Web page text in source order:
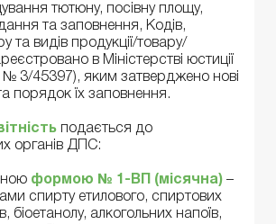
тютюну, посівну площу,
та заповнення, Кодів,
та видів продукції/товару/
в Міністерстві юстиції
3/45397), яким затверджено нові
порядок їх заповнення.
подається до
органів ДПС:
формою № 1-ВП (місячна) –
спирту етилового, спиртових
біоетанолу, алкогольних напоїв,